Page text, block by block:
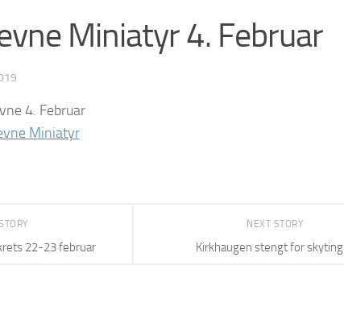
Miniatyr 4. Februar
4. Februar
Miniatyr
NEXT STORY
Kirkhaugen stengt for skyting
22-23 februar